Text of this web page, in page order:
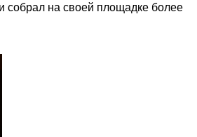
собрал на своей площадке более